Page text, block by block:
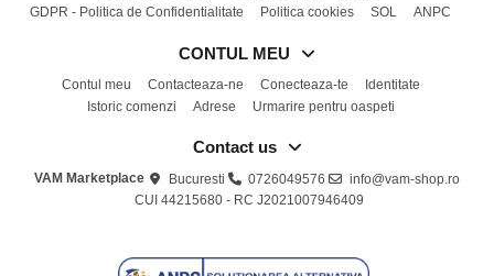
GDPR - Politica de Confidentialitate
Politica cookies SOL ANPC
CONTUL MEU
Contul meu Contacteaza-ne Conecteaza-te
Identitate
Istoric comenzi
Adrese Urmarire pentru oaspeti
Contact us
VAM Marketplace Bucuresti 0726049576
info@vam-shop.ro
CUI 44215680 - RC J2021007946409